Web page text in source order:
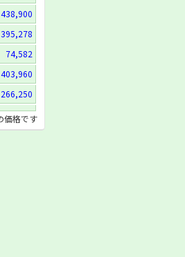
438,900
395,278
74,582
403,960
266,250
価格です